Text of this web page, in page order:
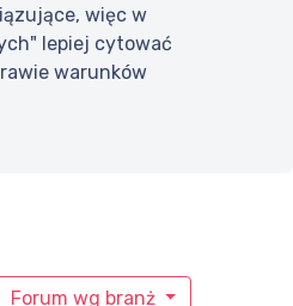
więc w
lepiej cytować
warunków
Forum wg branż